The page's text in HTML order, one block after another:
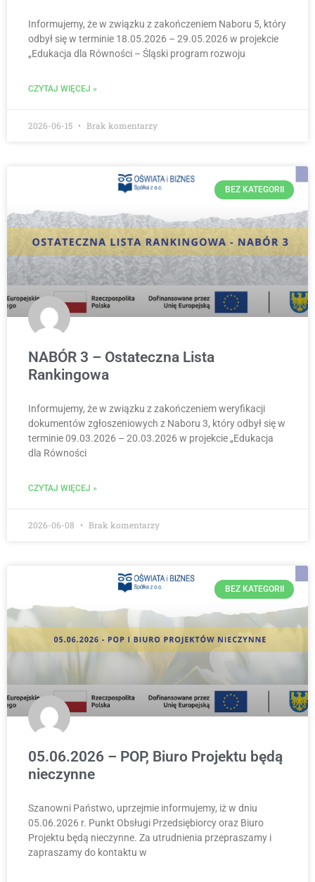
Informujemy, że w związku z zakończeniem Naboru 5, który
odbył się w terminie 18.05.2026 – 29.05.2026 w projekcie
„Edukacja dla Równości – Śląski program rozwoju
CZYTAJ WIĘCEJ »
2026-06-15 Brak komentarzy
BEZ KATEGORII
NABÓR 3 – Ostateczna Lista
Rankingowa
Informujemy, że w związku z zakończeniem weryfikacji
dokumentów zgłoszeniowych z Naboru 3, który odbył się w
terminie 09.03.2026 – 20.03.2026 w projekcie „Edukacja
dla Równości
CZYTAJ WIĘCEJ »
2026-06-08 Brak komentarzy
BEZ KATEGORII
05.06.2026 – POP, Biuro Projektu będą
nieczynne
Szanowni Państwo, uprzejmie informujemy, iż w dniu
05.06.2026 r. Punkt Obsługi Przedsiębiorcy oraz Biuro
Projektu będą nieczynne. Za utrudnienia przepraszamy i
zapraszamy do kontaktu w